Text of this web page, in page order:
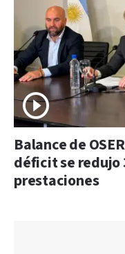
Balance de
déficit se redujo
prestaciones